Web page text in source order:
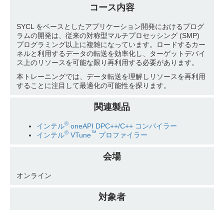
コース内容
SYCL をベースとしたアプリケーション開発におけるプログ
ラムの開発は、従来の対称型マルチプロセッシング (SMP)
プログラミング以上に複雑になっています。ロードするカー
ネルと利用するデータの転送を効率化し、ターゲットデバイ
ス上のリソースを可能な限り再利用する必要があります。
本トレーニングでは、データ転送を理解しリソースを再利用
することに注目して最適化の可能性を探ります。
関連製品
インテル® oneAPI DPC++/C++ コンパイラー
インテル® VTune™ プロファイラー
会場
オンライン
対象者